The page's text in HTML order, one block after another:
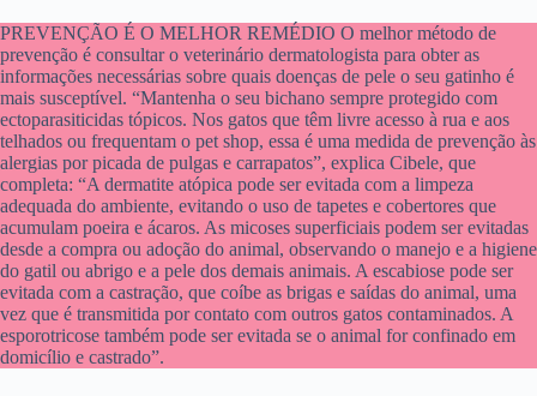
PREVENÇÃO É O MELHOR REMÉDIO O melhor método de
prevenção é consultar o veterinário dermatologista para obter as
informações necessárias sobre quais doenças de pele o seu gatinho é
mais susceptível. “Mantenha o seu bichano sempre protegido com
ectoparasiticidas tópicos. Nos gatos que têm livre acesso à rua e aos
telhados ou frequentam o pet shop, essa é uma medida de prevenção às
alergias por picada de pulgas e carrapatos”, explica Cibele, que
completa: “A dermatite atópica pode ser evitada com a limpeza
adequada do ambiente, evitando o uso de tapetes e cobertores que
acumulam poeira e ácaros. As micoses superficiais podem ser evitadas
desde a compra ou adoção do animal, observando o manejo e a higiene
do gatil ou abrigo e a pele dos demais animais. A escabiose pode ser
evitada com a castração, que coíbe as brigas e saídas do animal, uma
vez que é transmitida por contato com outros gatos contaminados. A
esporotricose também pode ser evitada se o animal for confinado em
domicílio e castrado”.